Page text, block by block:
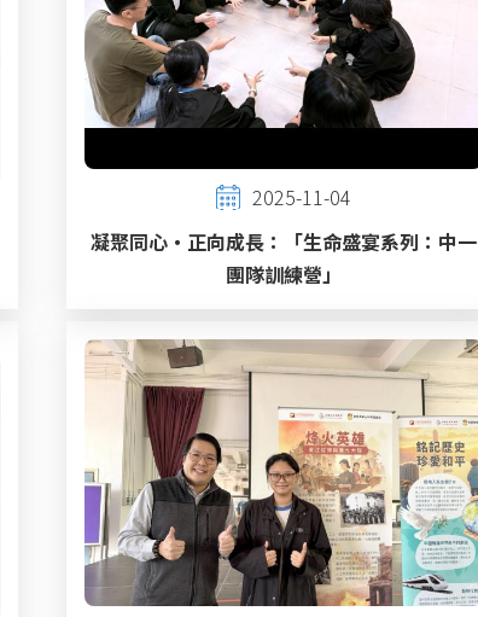
2025-11-04
凝聚同心・正向成長：「生命盛宴系列：中一
團隊訓練營」